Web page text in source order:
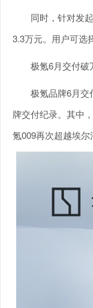
同时，针对发
3.3万元。用户可选
极氪6月交付破
极氪品牌6月交
牌交付纪录。其中
氪009再次超越埃尔